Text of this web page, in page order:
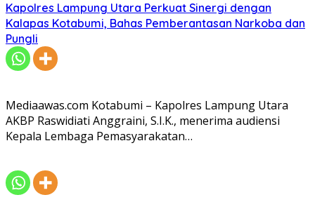
Kapolres Lampung Utara Perkuat Sinergi dengan
Kalapas Kotabumi, Bahas Pemberantasan Narkoba dan
Pungli
Mediaawas.com Kotabumi – Kapolres Lampung Utara
AKBP Raswidiati Anggraini, S.I.K., menerima audiensi
Kepala Lembaga Pemasyarakatan…